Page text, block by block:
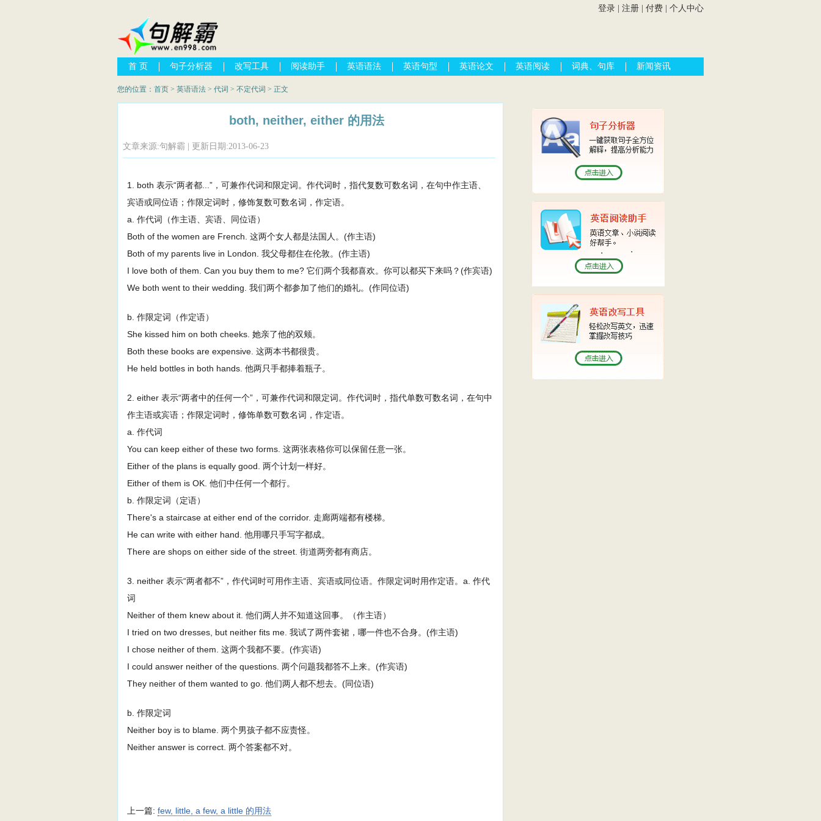
登录 注册 付费 个人中心
首 页 句子分析器 改写工具 阅读助手 英语语法 英语句型 英语论文 英语阅读 词典、句库 新闻资讯
您的位置： 首页 > 英语语法 > 代词 > 不定代词 > 正文
both, neither, either 的用法
文章来源:句解霸 | 更新日期:2013-06-23
1. both 表示“两者都...”，可兼作代词和限定词。作代词时，指代复数可数名词，在句中作主语、
宾语或同位语；作限定词时，修饰复数可数名词，作定语。
a. 作代词（作主语、宾语、同位语）
Both of the women are French. 这两个女人都是法国人。(作主语)
Both of my parents live in London. 我父母都住在伦敦。(作主语)
I love both of them. Can you buy them to me? 它们两个我都喜欢。你可以都买下来吗？(作宾语)
We both went to their wedding. 我们两个都参加了他们的婚礼。(作同位语)
b. 作限定词（作定语）
She kissed him on both cheeks. 她亲了他的双颊。
Both these books are expensive. 这两本书都很贵。
He held bottles in both hands. 他两只手都捧着瓶子。
2. either 表示“两者中的任何一个”，可兼作代词和限定词。作代词时，指代单数可数名词，在句中
作主语或宾语；作限定词时，修饰单数可数名词，作定语。
a. 作代词
You can keep either of these two forms. 这两张表格你可以保留任意一张。
Either of the plans is equally good. 两个计划一样好。
Either of them is OK. 他们中任何一个都行。
b. 作限定词（定语）
There's a staircase at either end of the corridor. 走廊两端都有楼梯。
He can write with either hand. 他用哪只手写字都成。
There are shops on either side of the street. 街道两旁都有商店。
3. neither 表示“两者都不”，作代词时可用作主语、宾语或同位语。作限定词时用作定语。a. 作代
词
Neither of them knew about it. 他们两人并不知道这回事。（作主语）
I tried on two dresses, but neither fits me. 我试了两件套裙，哪一件也不合身。(作主语)
I chose neither of them. 这两个我都不要。(作宾语)
I could answer neither of the questions. 两个问题我都答不上来。(作宾语)
They neither of them wanted to go. 他们两人都不想去。(同位语)
b. 作限定词
Neither boy is to blame. 两个男孩子都不应责怪。
Neither answer is correct. 两个答案都不对。
上一篇: few, little, a few, a little 的用法